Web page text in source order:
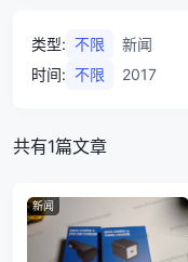
类型: 不限
新闻
时间: 不限 2017
共有1篇文章
新闻